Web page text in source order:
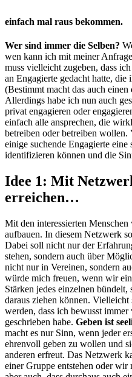
einfach mal raus bekommen.
Wer sind immer die Selben?
wen kann ich mit meiner
muss vielleicht zugeben, dass
an Engagierte gedacht hatte, die
(Bestimmt macht das auch
Allerdings habe ich nun auch
privat engagieren oder
einfach alle ansprechen, die
betreiben oder betreiben
einige suchende Engagierte
identifizieren können und die
Idee 1: Mit
erreichen…
Mit den interessierten
aufbauen. In diesem Netzwerk
Dabei soll nicht nur der
stehen, sondern auch über
nicht nur in Vereinen, sondern
würde mich freuen, wenn wir
Stärken jedes einzelnen
daraus ziehen können.
werden, dass ich bewusst
geschrieben habe. Geben ist
macht es nur Sinn, wenn jeder
ehrenvoll geben zu wollen und
anderen erfreut. Das Netzwerk
einer Gruppe entstehen oder wir